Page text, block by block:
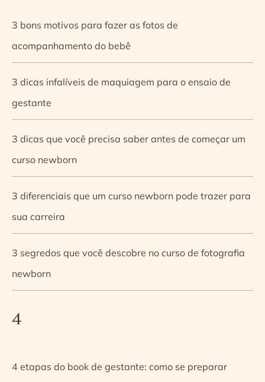
3 bons motivos para fazer as fotos de
acompanhamento do bebê
3 dicas infalíveis de maquiagem para o ensaio de
gestante
3 dicas que você precisa saber antes de começar um
curso newborn
3 diferenciais que um curso newborn pode trazer para
sua carreira
3 segredos que você descobre no curso de fotografia
newborn
4
4 etapas do book de gestante: como se preparar